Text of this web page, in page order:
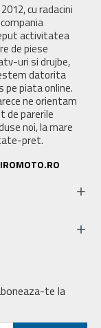
cu radacini
activitatea
de piese
uri si drujbe,
datorita
pe piata online.
ne orientam
de parerile
noi, la mare
pret.
te la